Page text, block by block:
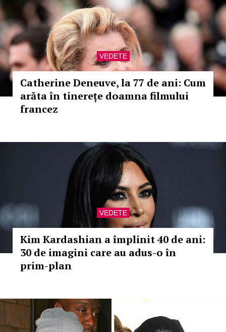
VEDETE
Catherine Deneuve, la 77 de ani: Cum
arăta în tinerețe doamna filmului
francez
VEDETE
Kim Kardashian a împlinit 40 de ani:
30 de imagini care au adus-o în
prim-plan